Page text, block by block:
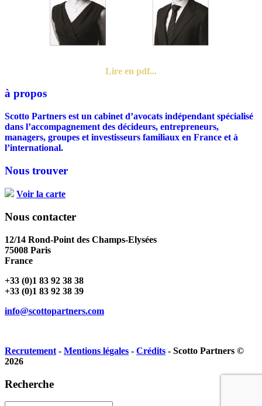
Lire en pdf...
à propos
Scotto Partners est un cabinet d’avocats indépendant spécialisé
dans l’accompagnement des décideurs, entrepreneurs,
managers, groupes et investisseurs familiaux en France et à
l’international.
Nous trouver
Voir la carte
Nous contacter
12/14 Rond-Point des Champs-Elysées
75008 Paris
France
+33 (0)1 83 92 38 38
+33 (0)1 83 92 38 39
info@scottopartners.com
Recrutement - Mentions légales - Crédits - Scotto Partners ©
2026
Recherche